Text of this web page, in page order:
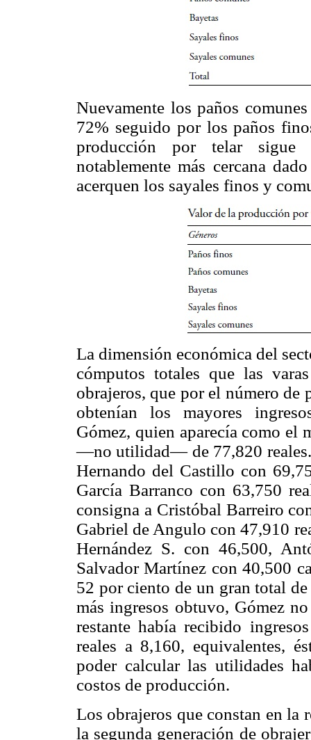
Nuevamente los paños
72% seguido por los paños
producción por telar sigue
notablemente más cercana
acerquen los sayales finos y
La dimensión económica del
cómputos totales que las
obrajeros, que por el número de
obtenían los mayores
Gómez, quien aparecía como el
—no utilidad— de 77,820 reales.
Hernando del Castillo con
García Barranco con 63,750
consigna a Cristóbal Barreiro
Gabriel de Angulo con 47,910
Hernández S. con 46,500,
Salvador Martínez con 40,500
52 por ciento de un gran total
más ingresos obtuvo, Gómez
restante había recibido
reales a 8,160, equivalentes,
poder calcular las utilidades
costos de producción.
Los obrajeros que constan en la
la segunda generación de